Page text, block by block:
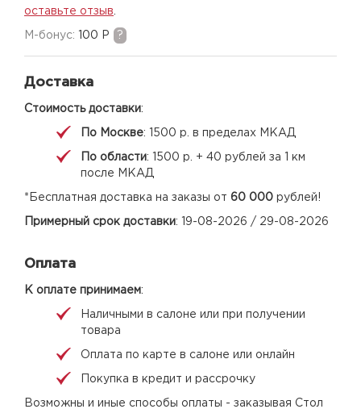
оставьте отзыв
M-бонус: 100 Р ?
Доставка
Стоимость доставки:
По Москве: 1500 р. в пределах МКАД
По области: 1500 р. + 40 рублей за 1 км
после МКАД
*Бесплатная доставка на заказы от 60 000 рублей!
Примерный срок доставки: 19-08-2026 / 29-08-2026
Оплата
К оплате принимаем:
Наличными в салоне или при получении
товара
Оплата по карте в салоне или онлайн
Покупка в кредит и рассрочку
Возможны и иные способы оплаты - заказывая Стол